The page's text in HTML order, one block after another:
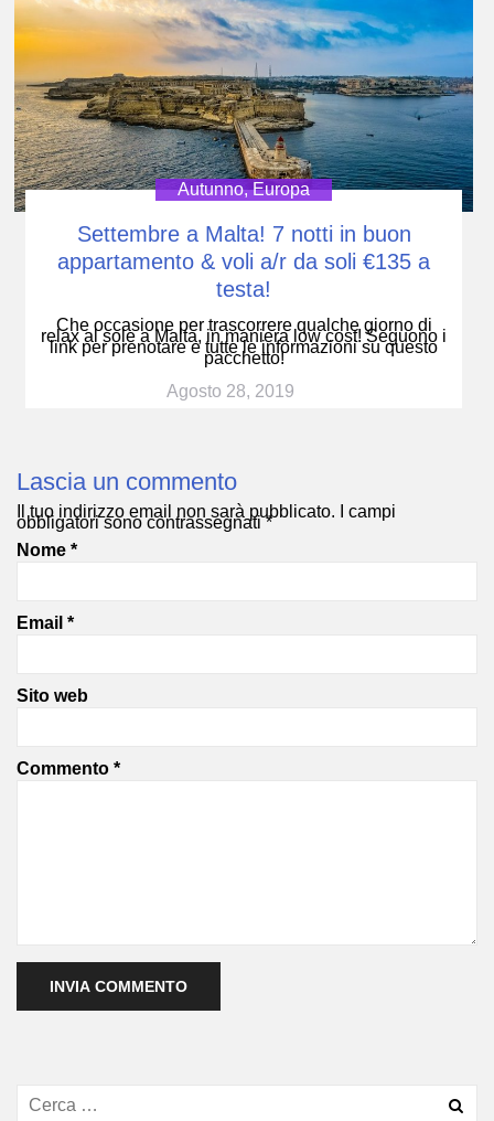
Autunno,Europa
Settembre a Malta! 7 notti in buon
appartamento & voli a/r da soli €135 a
testa!
Che occasione per trascorrere qualche giorno di
relax al sole a Malta, in maniera low cost! Seguono i
link per prenotare e tutte le informazioni su questo
pacchetto!
Agosto 28, 2019
Lascia un commento
Il tuo indirizzo email non sarà pubblicato. I campi
obbligatori sono contrassegnati*
Nome *
Email *
Sito web
Commento *